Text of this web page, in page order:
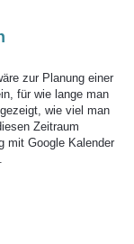
zur Planung einer
für wie lange man
wie viel man
Zeitraum
mit Google Kalender